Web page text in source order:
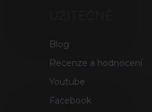
Blog
Recenze a hodnocení
Youtube
Facebook